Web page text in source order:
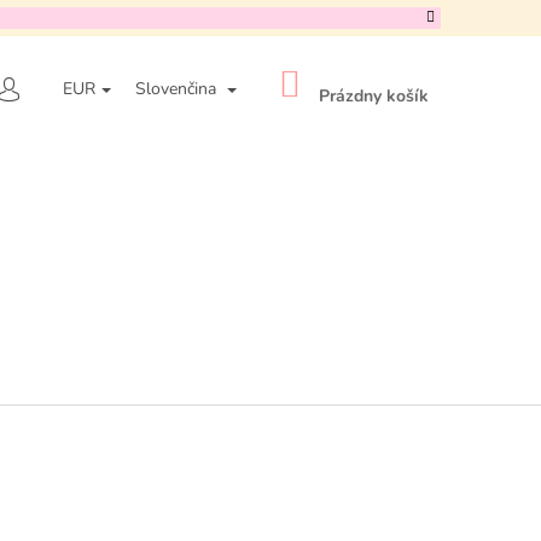
PRIHLÁSENIE
EUR Slovenčina NÁKUPNÝ
KOŠÍK
Prázdny košík
OAT-IN CALMING